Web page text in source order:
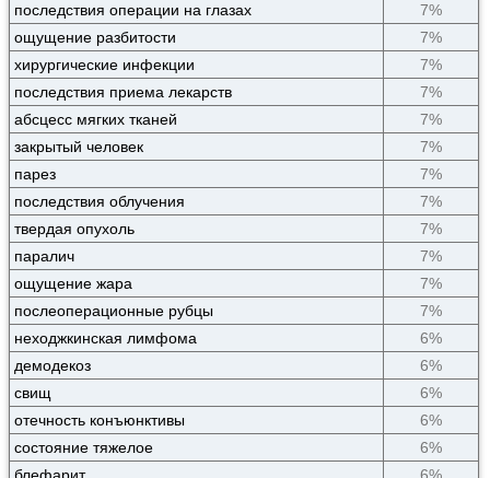
последствия операции на глазах
7%
ощущение разбитости
7%
хирургические инфекции
7%
последствия приема лекарств
7%
абсцесс мягких тканей
7%
закрытый человек
7%
парез
7%
последствия облучения
7%
твердая опухоль
7%
паралич
7%
ощущение жара
7%
послеоперационные рубцы
7%
неходжкинская лимфома
6%
демодекоз
6%
свищ
6%
отечность конъюнктивы
6%
состояние тяжелое
6%